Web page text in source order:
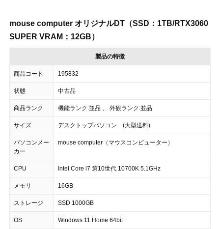
mouse computer オリジナルDT（SSD：1TB/RTX3060
SUPER VRAM：12GB）
製品の特徴
商品コード 195832
状態 中古品
商品ランク 機能ランク:並品 、 外観ランク:並品
サイズ デスクトップパソコン (大型送料)
パソコンメー
カー
mouse computer（マウスコンピューター）
CPU Intel Core i7 第10世代 10700K 5.1GHz
メモリ 16GB
ストレージ SSD 1000GB
OS Windows 11 Home 64bit